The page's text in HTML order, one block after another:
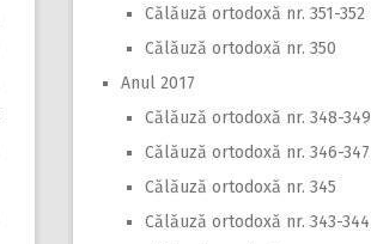
Călăuză ortodoxă nr. 351-352
Călăuză ortodoxă nr. 350
Anul 2017
Călăuză ortodoxă nr. 348-349
Călăuză ortodoxă nr. 346-347
Călăuză ortodoxă nr. 345
Călăuză ortodoxă nr. 343-344